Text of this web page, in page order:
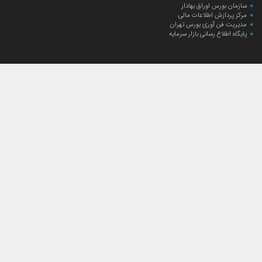
سازمان بورس اوراق بهادار
مرکز پردازش اطلاعات مالی
مدیریت فن آوری بورس تهران
پایگاه اطلاع رسانی بازار سرمایه
ارتباط با صندوق